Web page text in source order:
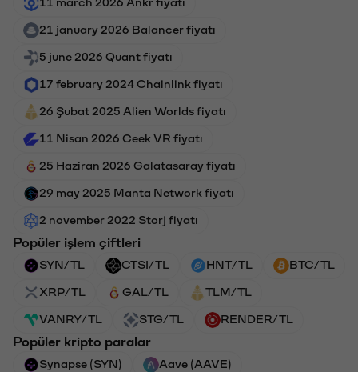
11 march 2026 Ankr fiyatı
21 january 2026 Balancer fiyatı
5 june 2026 Quant fiyatı
17 february 2024 Chainlink fiyatı
26 Şubat 2025 Alien Worlds fiyatı
11 Nisan 2026 Ceek VR fiyatı
25 Haziran 2026 Galatasaray fiyatı
29 may 2025 Manta Network fiyatı
2 november 2022 Storj fiyatı
Popüler işlem çiftleri
SYN/TL CTSI/TL HNT/TL BTC/TL
XRP/TL GAL/TL TLM/TL
VANRY/TL STG/TL RENDER/TL
Popüler kripto paralar
Synapse (SYN) Aave (AAVE)